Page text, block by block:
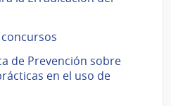
de Prevención sobre
en el uso de